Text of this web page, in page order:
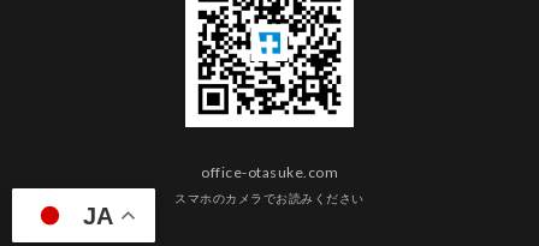
office-otasuke.com
スマホのカメラでお読みください
JA